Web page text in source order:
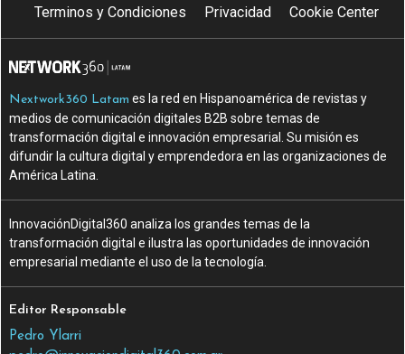
Terminos y Condiciones
Privacidad Cookie Center
Nextwork360 Latam es la red en Hispanoamérica de revistas y
medios de comunicación digitales B2B sobre temas de
transformación digital e innovación empresarial. Su misión es
difundir la cultura digital y emprendedora en las organizaciones de
América Latina.
InnovaciónDigital360 analiza los grandes temas de la
transformación digital e ilustra las oportunidades de innovación
empresarial mediante el uso de la tecnología.
Editor Responsable
Pedro Ylarri